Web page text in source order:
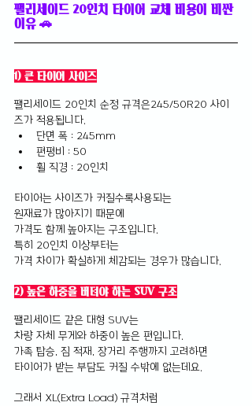
팰리세이드 20인치 타이어 교체 비용이 비싼
이유 🚗
1) 큰 타이어 사이즈
팰리세이드 20인치 순정 규격은245/50R20 사이
즈가 적용됩니다.
단면 폭 : 245mm
편평비 : 50
휠 직경 : 20인치
타이어는 사이즈가 커질수록사용되는
원재료가 많아지기 때문에
가격도 함께 높아지는 구조입니다.
특히 20인치 이상부터는
가격 차이가 확실하게 체감되는 경우가 많습니다.
2) 높은 하중을 버텨야 하는 SUV 구조
팰리세이드 같은 대형 SUV는
차량 자체 무게와 하중이 높은 편입니다.
가족 탑승, 짐 적재, 장거리 주행까지 고려하면
타이어가 받는 부담도 커질 수밖에 없는데요.
그래서 XL(Extra Load) 규격처럼